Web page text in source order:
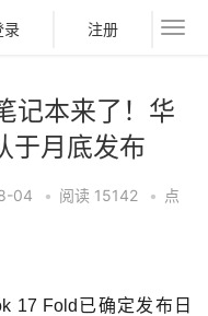
录 注册
记本来了！华
于月底发布
04 • 阅读 15142 • 点
17 Fold已确定发布日